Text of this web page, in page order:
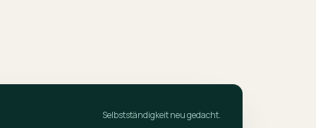
Selbstständigkeit neu gedacht.